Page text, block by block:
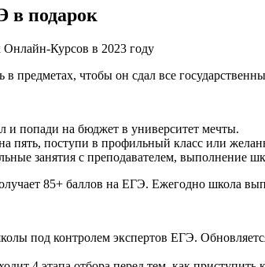
в подарок
чтобы он сдал все
попади на бюджет в университет мечты.
пять, поступи в профильный класс или
занятия с преподавателем, выполнение
85+ баллов на ЕГЭ. Ежегодно школа
под контролем экспертов ЕГЭ.